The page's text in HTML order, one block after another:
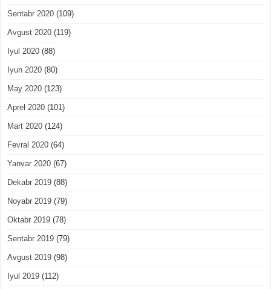
Sentabr 2020 (109)
Avgust 2020 (119)
Iyul 2020 (88)
Iyun 2020 (80)
May 2020 (123)
Aprel 2020 (101)
Mart 2020 (124)
Fevral 2020 (64)
Yanvar 2020 (67)
Dekabr 2019 (88)
Noyabr 2019 (79)
Oktabr 2019 (78)
Sentabr 2019 (79)
Avgust 2019 (98)
Iyul 2019 (112)